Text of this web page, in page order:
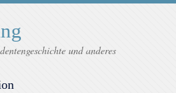
und anderes